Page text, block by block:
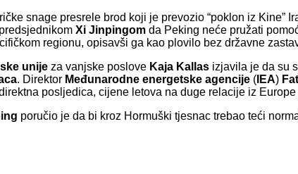
snage presrele brod koji je prevozio “poklon iz Kine”
Xi Jinpingom da Peking neće pružati
regionu, opisavši ga kao plovilo bez državne
unije za vanjske poslove Kaja Kallas izjavila je da su
. Direktor Međunarodne energetske agencije ( IEA)
posljedica, cijene letova na duge relacije iz
poručio je da bi kroz Hormuški tjesnac trebao teći